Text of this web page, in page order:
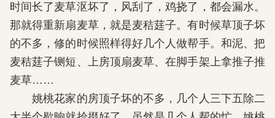
时间长了麦草沤坏了，风刮了，鸡挠了，都会漏水。
那就得重新扇麦草，就是麦秸莛子。有时候草顶子坏
的不多，修的时候照样得好几个人做帮手。和泥、把
麦秸莛子铡短、上房顶扇麦草、在脚手架上拿推子推
麦草……
姚桃花家的房顶子坏的不多，几个人三下五除二